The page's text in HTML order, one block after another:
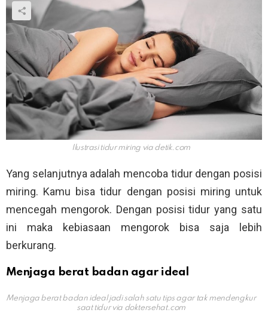
Ilustrasi tidur miring via detik.com
Yang selanjutnya adalah mencoba tidur dengan posisi
miring. Kamu bisa tidur dengan posisi miring untuk
mencegah mengorok. Dengan posisi tidur yang satu
ini maka kebiasaan mengorok bisa saja lebih
berkurang.
Menjaga berat badan agar ideal
Menjaga berat badan ideal jadi salah satu tips agar tak mendengkur
saat tidur via doktersehat.com